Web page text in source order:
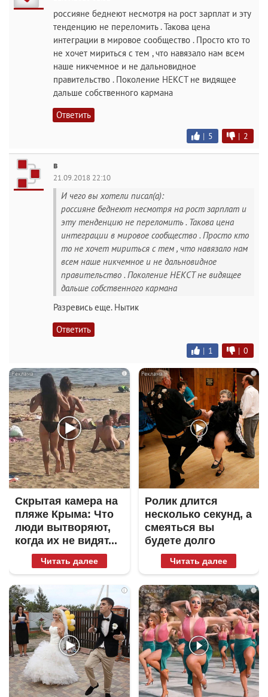
россияне беднеют несмотря на рост зарплат и эту
тенденцию не переломить . Такова цена
интеграции в мировое сообщество . Просто кто то
не хочет мириться с тем , что навязало нам всем
наше никчемное и не дальновидное
правительство . Поколение НЕКСТ не видящее
дальше собственного кармана
Ответить
| 5 | 2
в
21.09.2018 22:10
И чего вы хотели писал(а):
россияне беднеют несмотря на рост зарплат и
эту тенденцию не переломить . Такова цена
интеграции в мировое сообщество . Просто кто
то не хочет мириться с тем , что навязало нам
всем наше никчемное и не дальновидное
правительство . Поколение НЕКСТ не видящее
дальше собственного кармана
Разревись еще. Нытик
Ответить
| 1 | 0
i
Скрытая камера на
пляже Крыма: Что
люди вытворяют,
когда их не видят...
Читать далее
i
Ролик длится
несколько секунд, а
смеяться вы
будете долго
Читать далее
i i